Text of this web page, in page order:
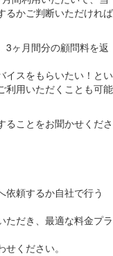
るかご判断いただければ
3ヶ月間分の顧問料を返
イスをもらいたい！とい
利用いただくことも可能
ることをお聞かせくださ
依頼するか自社で行う
ただき、最適な料金プラ
ください。